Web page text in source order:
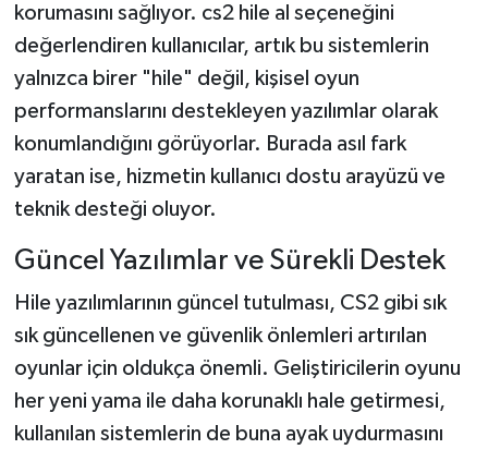
korumasını sağlıyor. cs2 hile al seçeneğini
değerlendiren kullanıcılar, artık bu sistemlerin
yalnızca birer "hile" değil, kişisel oyun
performanslarını destekleyen yazılımlar olarak
konumlandığını görüyorlar. Burada asıl fark
yaratan ise, hizmetin kullanıcı dostu arayüzü ve
teknik desteği oluyor.
Güncel Yazılımlar ve Sürekli Destek
Hile yazılımlarının güncel tutulması, CS2 gibi sık
sık güncellenen ve güvenlik önlemleri artırılan
oyunlar için oldukça önemli. Geliştiricilerin oyunu
her yeni yama ile daha korunaklı hale getirmesi,
kullanılan sistemlerin de buna ayak uydurmasını